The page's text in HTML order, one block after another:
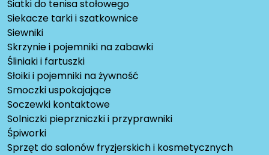
Siatki do tenisa stołowego
Siekacze tarki i szatkownice
Siewniki
Skrzynie i pojemniki na zabawki
Śliniaki i fartuszki
Słoiki i pojemniki na żywność
Smoczki uspokajające
Soczewki kontaktowe
Solniczki pieprzniczki i przyprawniki
Śpiworki
Sprzęt do salonów fryzjerskich i kosmetycznych